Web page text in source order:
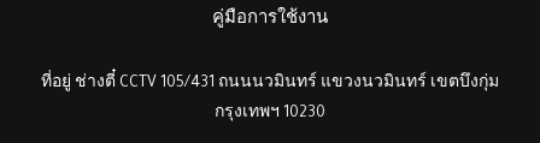
คู่มือการใช้งาน
ที่อยู่ ช่างตี๋ CCTV 105/431 ถนนนวมินทร์ แขวงนวมินทร์ เขตบึงกุ่ม
กรุงเทพฯ 10230